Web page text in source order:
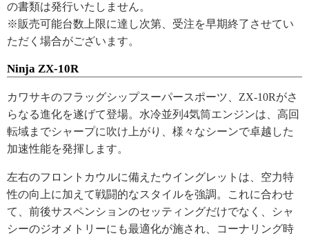
の書類は発行いたしません。
※販売可能台数上限に達し次第、受注を早期終了させてい
ただく場合がございます。
Ninja ZX-10R
カワサキのフラッグシップスーパースポーツ、ZX-10Rがさ
らなる進化を遂げて登場。水冷並列4気筒エンジンは、高回
転域までシャープに吹け上がり、様々なシーンで卓越した
加速性能を発揮します。
左右のフロントカウルに備えたウイングレットは、空力特
性の向上に加えて戦闘的なスタイルを強調。これに合わせ
て、前後サスペンションのセッティングだけでなく、シャ
シーのジオメトリーにも最適化が施され、コーナリング時